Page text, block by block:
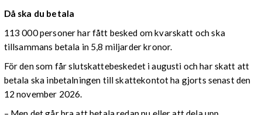
Då ska du betala
113 000 personer har fått besked om kvarskatt och ska
tillsammans betala in 5,8 miljarder kronor.
För den som får slutskattebeskedet i augusti och har skatt att
betala ska inbetalningen till skattekontot ha gjorts senast den
12 november 2026.